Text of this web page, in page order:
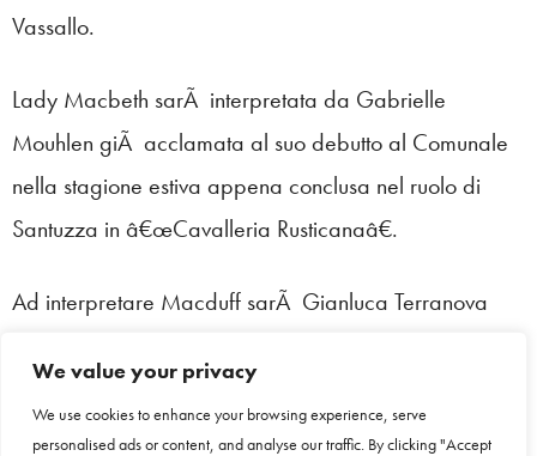
We value your privacy
We use cookies to enhance your browsing experience, serve
personalised ads or content, and analyse our traffic. By clicking "Accept
Vassallo.
Lady Macbeth sarÃ interpretata da Gabrielle
Mouhlen giÃ acclamata al suo debutto al Comunale
nella stagione estiva appena conclusa nel ruolo di
Santuzza in â€œCavalleria Rusticanaâ€.
Ad interpretare Macduff sarÃ Gianluca Terranova
schermo per aver interpretato
per la TV di grande successo â€œCaruso, la voce